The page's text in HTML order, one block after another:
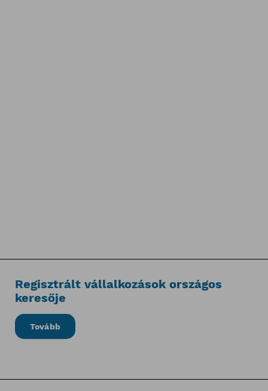
Regisztrált vállalkozások országos
keresője
Tovább